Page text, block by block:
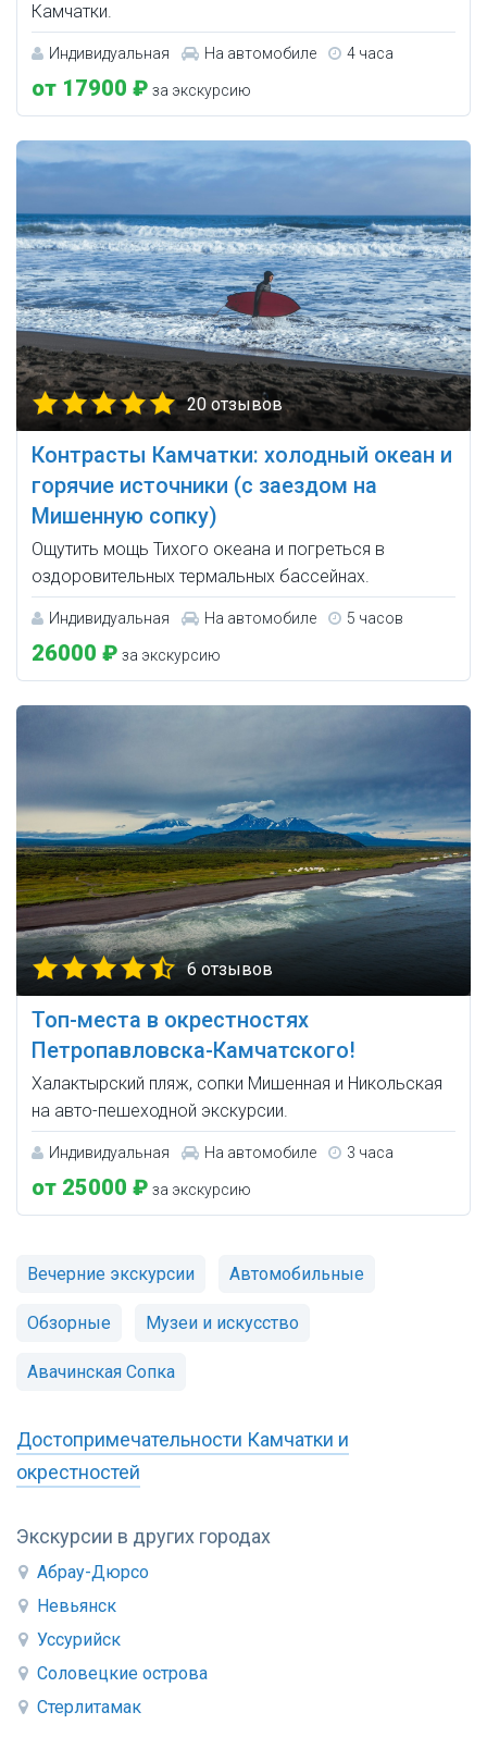
Экскурсии в других городах
Абрау-Дюрсо
Невьянск
Уссурийск
Соловецкие острова
Стерлитамак
Камчатки.
Индивидуальная На автомобиле 4 часа
от 17900 ₽ за экскурсию
20 отзывов
Контрасты Камчатки: холодный океан и
горячие источники (с заездом на
Мишенную сопку)
Ощутить мощь Тихого океана и погреться в
оздоровительных термальных бассейнах.
Индивидуальная На автомобиле 5 часов
26000 ₽ за экскурсию
6 отзывов
Топ-места в окрестностях
Петропавловска-Камчатского!
Халактырский пляж, сопки Мишенная и Никольская
на авто-пешеходной экскурсии.
Индивидуальная На автомобиле 3 часа
от 25000 ₽ за экскурсию
Вечерние экскурсии Автомобильные
Обзорные Музеи и искусство
Авачинская Сопка
Достопримечательности Камчатки и
окрестностей